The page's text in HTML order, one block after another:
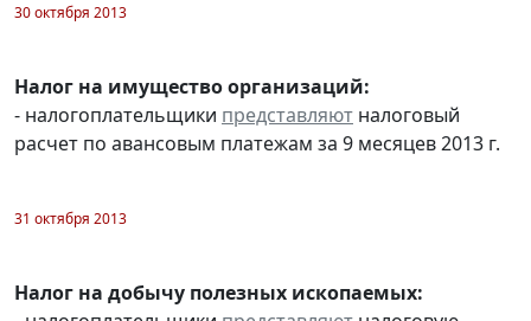
30 октября 2013
Налог на имущество организаций:
- налогоплательщики представляют налоговый
расчет по авансовым платежам за 9 месяцев 2013 г.
31 октября 2013
Налог на добычу полезных ископаемых: